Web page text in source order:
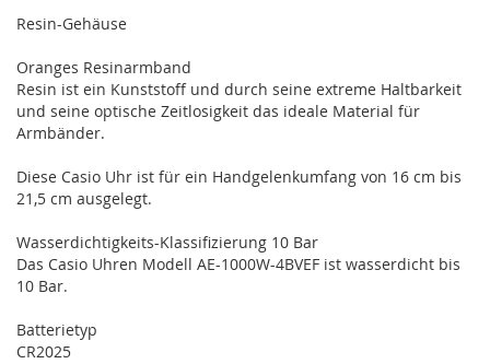
Resin-Gehäuse
Oranges Resinarmband
Resin ist ein Kunststoff und durch seine extreme Haltbarkeit
und seine optische Zeitlosigkeit das ideale Material für
Armbänder.
Diese Casio Uhr ist für ein Handgelenkumfang von 16 cm bis
21,5 cm ausgelegt.
Wasserdichtigkeits-Klassifizierung 10 Bar
Das Casio Uhren Modell AE-1000W-4BVEF ist wasserdicht bis
10 Bar.
Batterietyp
CR2025